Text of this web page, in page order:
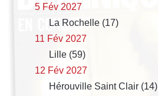
5 Fév 2027
La Rochelle (17)
11 Fév 2027
Lille (59)
12 Fév 2027
Hérouville Saint Clair (14)